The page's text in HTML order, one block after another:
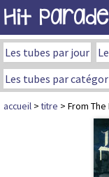
Hit Parade
Les tubes par jour
Les tubes par
accueil >titre > From